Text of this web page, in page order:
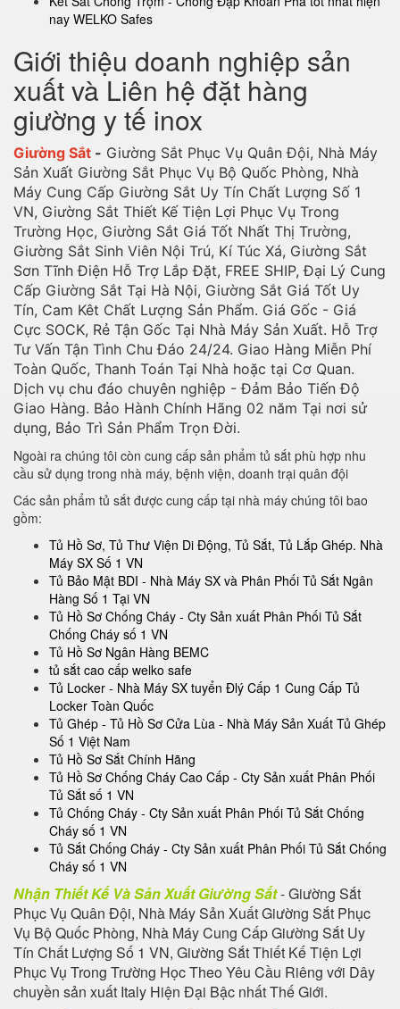
nay WELKO Safes
Giới thiệu doanh nghiệp sản
xuất và Liên hệ đặt hàng
giường y tế inox
Giường Sắt - Giường Sắt Phục Vụ Quân Đội, Nhà Máy
Sản Xuất Giường Sắt Phục Vụ Bộ Quốc Phòng, Nhà
Máy Cung Cấp Giường Sắt Uy Tín Chất Lượng Số 1
VN, Giường Sắt Thiết Kế Tiện Lợi Phục Vụ Trong
Trường Học, Giường Sắt Giá Tốt Nhất Thị Trường,
Giường Sắt Sinh Viên Nội Trú, Kí Túc Xá, Giường Sắt
Sơn Tĩnh Điện Hỗ Trợ Lắp Đặt, FREE SHIP, Đại Lý Cung
Cấp Giường Sắt Tại Hà Nội, Giường Sắt Giá Tốt Uy
Tín, Cam Kêt Chất Lượng Sản Phẩm. Giá Gốc - Giá
Cực SOCK, Rẻ Tận Gốc Tại Nhà Máy Sản Xuất. Hỗ Trợ
Tư Vấn Tận Tình Chu Đáo 24/24. Giao Hàng Miễn Phí
Toàn Quốc, Thanh Toán Tại Nhà hoặc tại Cơ Quan.
Dịch vụ chu đáo chuyên nghiệp - Đảm Bảo Tiến Độ
Giao Hàng. Bảo Hành Chính Hãng 02 năm Tại nơi sử
dụng, Bảo Trì Sản Phẩm Trọn Đời.
Ngoài ra chúng tôi còn cung cấp sản phẩm tủ sắt phù hợp nhu
cầu sử dụng trong nhà máy, bệnh viện, doanh trại quân đội
Các sản phẩm tủ sắt được cung cấp tại nhà máy chúng tôi bao
gồm:
Tủ Hồ Sơ, Tủ Thư Viện Di Động, Tủ Sắt, Tủ Lắp Ghép. Nhà
Máy SX Số 1 VN
Tủ Bảo Mật BDI - Nhà Máy SX và Phân Phối Tủ Sắt Ngân
Hàng Số 1 Tại VN
Tủ Hồ Sơ Chống Cháy - Cty Sản xuất Phân Phối Tủ Sắt
Chống Cháy số 1 VN
Tủ Hồ Sơ Ngân Hàng BEMC
tủ sắt cao cấp welko safe
Tủ Locker - Nhà Máy SX tuyển Đlý Cấp 1 Cung Cấp Tủ
Locker Toàn Quốc
Tủ Ghép - Tủ Hồ Sơ Cửa Lùa - Nhà Máy Sản Xuất Tủ Ghép
Số 1 Việt Nam
Tủ Hồ Sơ Sắt Chính Hãng
Tủ Hồ Sơ Chống Cháy Cao Cấp - Cty Sản xuất Phân Phối
Tủ Sắt số 1 VN
Tủ Chống Cháy - Cty Sản xuất Phân Phối Tủ Sắt Chống
Cháy số 1 VN
Tủ Sắt Chống Cháy - Cty Sản xuất Phân Phối Tủ Sắt Chống
Cháy số 1 VN
Nhận Thiết Kế Và Sản Xuất Giường Sắt- Giường Sắt
Phục Vụ Quân Đội, Nhà Máy Sản Xuất Giường Sắt Phục
Vụ Bộ Quốc Phòng, Nhà Máy Cung Cấp Giường Sắt Uy
Tín Chất Lượng Số 1 VN, Giường Sắt Thiết Kế Tiện Lợi
Phục Vụ Trong Trường Học Theo Yêu Cầu Riêng với Dây
chuyền sản xuất Italy Hiện Đại Bậc nhất Thế Giới.